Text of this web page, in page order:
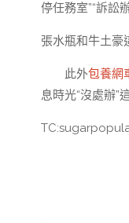
停任務室”“訴訟
張水瓶和牛土豪
此外包養網
息時光“沒處辦”